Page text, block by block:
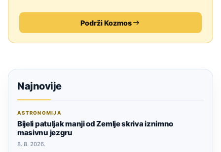
Podrži Kozmos
Najnovije
ASTRONOMIJA
Bijeli patuljak manji od Zemlje skriva iznimno
masivnu jezgru
8. 8. 2026.